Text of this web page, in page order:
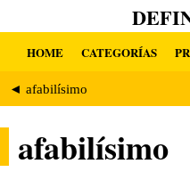
HOME CATEGORÍAS
◄ afabilísimo
afabilísimo